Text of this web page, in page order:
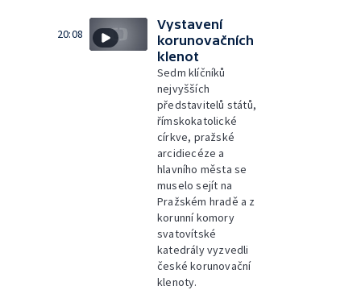
20:08
Vystavení
korunovačních
klenot
Sedm klíčníků
nejvyšších
představitelů států,
římskokatolické
církve, pražské
arcidiecéze a
hlavního města se
muselo sejít na
Pražském hradě a z
korunní komory
svatovítské
katedrály vyzvedli
české korunovační
klenoty.